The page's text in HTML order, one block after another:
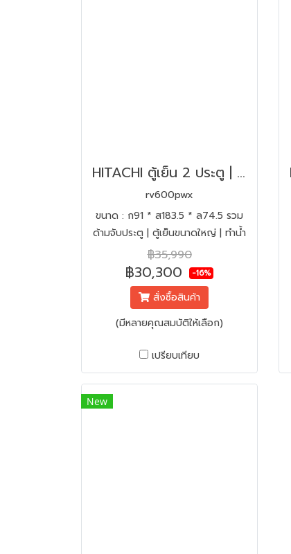
HITACHI ตู้เย็น 2 ประตู | ขนาด 21.1 คิว รุ่น R-V600PWX | ทำน้ำแข็งอัตโนมัติ
rv600pwx
ขนาด : ก91 * ส183.5 * ล74.5 รวม
ด้ามจับประตู | ตู้เย็นขนาดใหญ่ | ทำน้ำ
แข็งอัตโนมัติ | สีบริลเลียนท์ ซิลเวอร์
(Brillian Silver Color)
฿35,990
฿30,300 -16%
สั่งซื้อสินค้า
(มีหลายคุณสมบัติให้เลือก)
เปรียบเทียบ
New